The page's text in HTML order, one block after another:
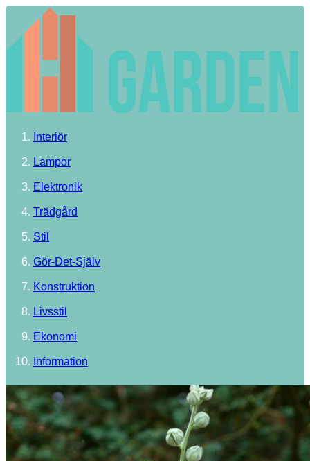
Interiör
Lampor
Elektronik
Trädgård
Stil
Gör-Det-Själv
Konstruktion
Livsstil
Ekonomi
Information